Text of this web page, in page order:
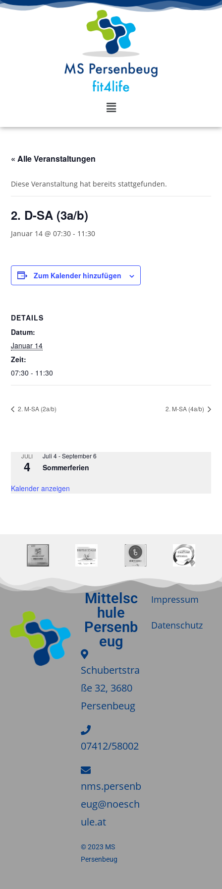
« Alle Veranstaltungen
Diese Veranstaltung hat bereits stattgefunden.
2. D-SA (3a/b)
Januar 14 @ 07:30 - 11:30
Zum Kalender hinzufügen
DETAILS
Datum:
Januar 14
Zeit:
07:30 - 11:30
2. M-SA (2a/b) 2. M-SA (4a/b)
JULI
4
Juli 4-September 6
Sommerferien
Kalender anzeigen
Mittelsc
hule
Persenb
eug
Schubertstra
ße 32, 3680
Persenbeug
07412/58002
nms.persenb
eug@noesch
ule.at
© 2023 MS
Persenbeug
Impressum
Datenschutz